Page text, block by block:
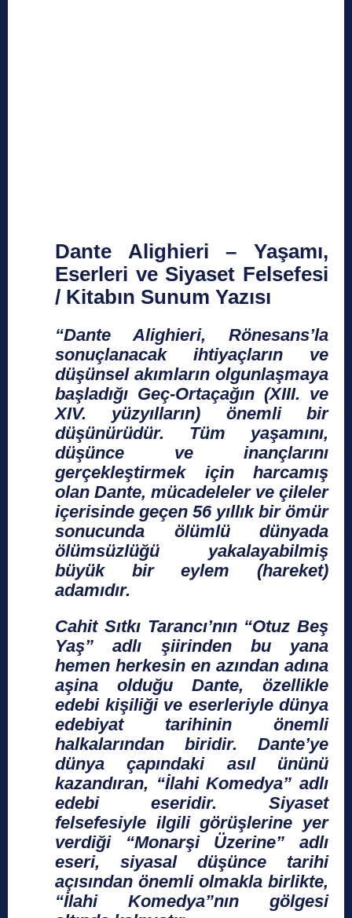
Dante Alighieri – Yaşamı,
Eserleri ve Siyaset Felsefesi
/ Kitabın Sunum Yazısı
“Dante Alighieri, Rönesans’la
sonuçlanacak ihtiyaçların ve
düşünsel akımların olgunlaşmaya
başladığı Geç-Ortaçağın (XIII. ve
XIV. yüzyılların) önemli bir
düşünürüdür. Tüm yaşamını,
düşünce ve inançlarını
gerçekleştirmek için harcamış
olan Dante, mücadeleler ve çileler
içerisinde geçen 56 yıllık bir ömür
sonucunda ölümlü dünyada
ölümsüzlüğü yakalayabilmiş
büyük bir eylem (hareket)
adamıdır.
Cahit Sıtkı Tarancı’nın “Otuz Beş
Yaş” adlı şiirinden bu yana
hemen herkesin en azından adına
aşina olduğu Dante, özellikle
edebi kişiliği ve eserleriyle dünya
edebiyat tarihinin önemli
halkalarından biridir. Dante’ye
dünya çapındaki asıl ününü
kazandıran, “İlahi Komedya” adlı
edebi eseridir. Siyaset
felsefesiyle ilgili görüşlerine yer
verdiği “Monarşi Üzerine” adlı
eseri, siyasal düşünce tarihi
açısından önemli olmakla birlikte,
“İlahi Komedya”nın gölgesi